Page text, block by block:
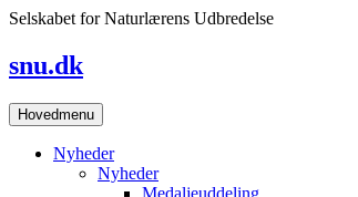
Skip
Selskabet for Naturlærens Udbredelse
snu.dk
Hovedmenu
Nyheder
Nyheder
Medaljeuddeling